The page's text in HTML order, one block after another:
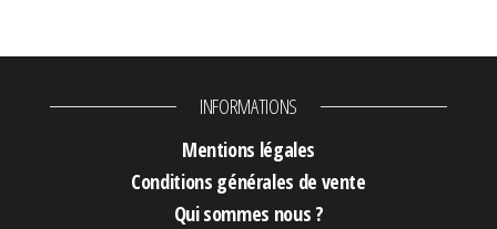
INFORMATIONS
Mentions légales
Conditions générales de vente
Qui sommes nous ?